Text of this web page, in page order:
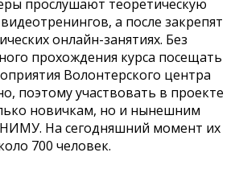
прослушают теоретическую
а после закрепят
онлайн-занятиях. Без
прохождения курса посещать
Волонтерского центра
поэтому участвовать в проекте
новичкам, но и нынешним
На сегодняшний момент их
700 человек.